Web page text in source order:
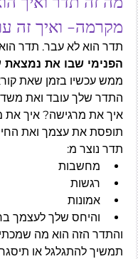
מקרמה- ואיך זה
תדר הוא לא עבר. תדר
הפנימי שבו את נמצאת
ממש עכשיו בזמן שאת
התדר שלך עובד ואת
איך את מרגישה? איך את
תופסת את עצמך ואת
תדר נוצר מ:
מחשבות
רגשות
אמונות
והיחס שלך לעצמך
והתדר הזה הוא מה
תמשיך להתגלגל או